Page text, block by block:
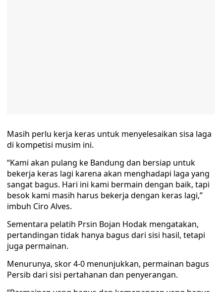
Masih perlu kerja keras untuk menyelesaikan sisa laga
di kompetisi musim ini.
“Kami akan pulang ke Bandung dan bersiap untuk
bekerja keras lagi karena akan menghadapi laga yang
sangat bagus. Hari ini kami bermain dengan baik, tapi
besok kami masih harus bekerja dengan keras lagi,”
imbuh Ciro Alves.
Sementara pelatih Prsin Bojan Hodak mengatakan,
pertandingan tidak hanya bagus dari sisi hasil, tetapi
juga permainan.
Menurunya, skor 4-0 menunjukkan, permainan bagus
Persib dari sisi pertahanan dan penyerangan.